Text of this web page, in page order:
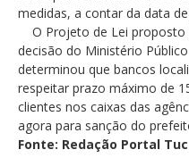
medidas, a contar da data
O Projeto de Lei proposto
decisão do Ministério
determinou que bancos
respeitar prazo máximo de
clientes nos caixas das
agora para sanção do
Fonte: Redação Portal